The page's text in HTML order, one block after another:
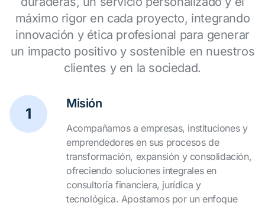
máximo rigor en cada proyecto, integrando
innovación y ética profesional para generar
un impacto positivo y sostenible en nuestros
clientes y en la sociedad.
1
Misión
Acompañamos a empresas, instituciones y
emprendedores en sus procesos de
transformación, expansión y consolidación,
ofreciendo soluciones integrales en
consultoría financiera, jurídica y
tecnológica. Apostamos por un enfoque